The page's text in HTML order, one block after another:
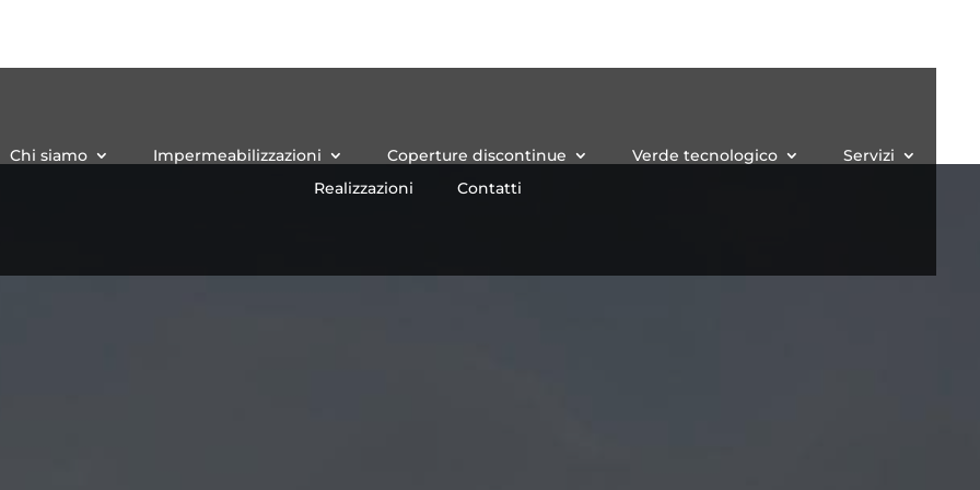
Chi siamo Impermeabilizzazioni Coperture discontinue Verde tecnologico
Servizi
Realizzazioni
Contatti